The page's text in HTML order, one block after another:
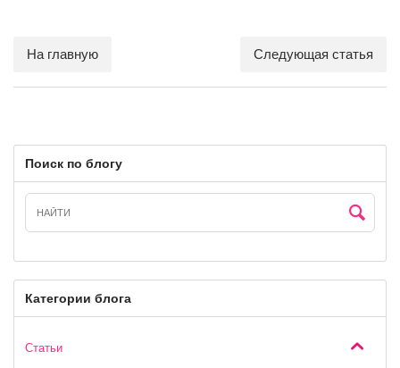
На главную Следующая статья
Поиск по блогу
Категории блога
Статьи